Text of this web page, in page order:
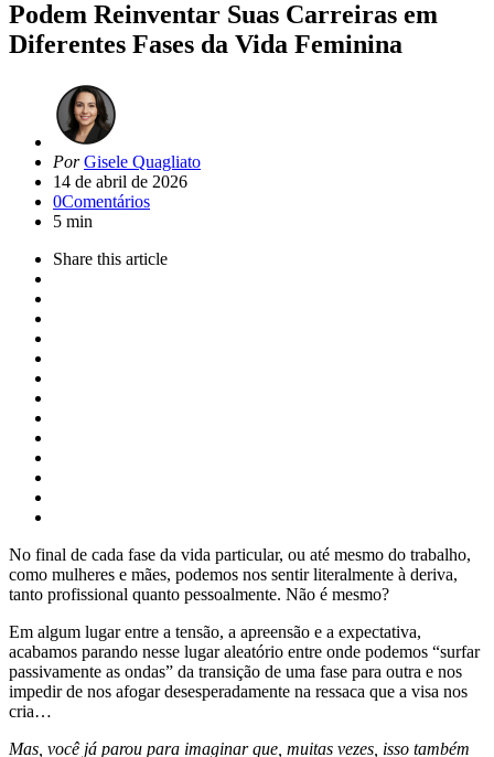
Podem Reinventar Suas Carreiras em
Diferentes Fases da Vida Feminina
Artigo
de
Por Gisele Quagliato
14 de abril de 2026
0Comentários
5 min
Share this article
No final de cada fase da vida particular, ou até mesmo do trabalho,
como mulheres e mães, podemos nos sentir literalmente à deriva,
tanto profissional quanto pessoalmente. Não é mesmo?
Em algum lugar entre a tensão, a apreensão e a expectativa,
acabamos parando nesse lugar aleatório entre onde podemos “surfar
passivamente as ondas” da transição de uma fase para outra e nos
impedir de nos afogar desesperadamente na ressaca que a visa nos
cria…
Mas, você já parou para imaginar que, muitas vezes, isso também